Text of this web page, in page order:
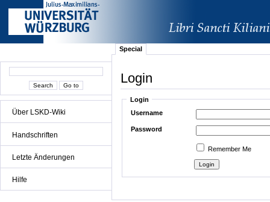
Über LSKD-Wiki
Handschriften
Letzte Änderungen
Hilfe
Special
Login
Login
Username
Password
Remember Me